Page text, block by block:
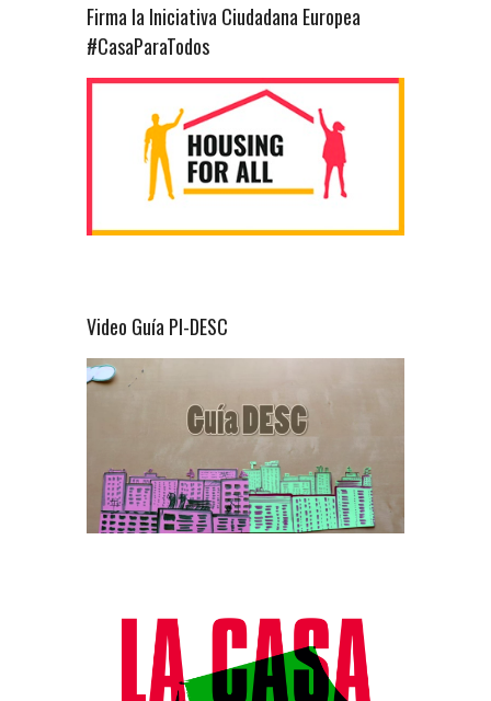
Firma la Iniciativa Ciudadana Europea
#CasaParaTodos
Video Guía PI-DESC